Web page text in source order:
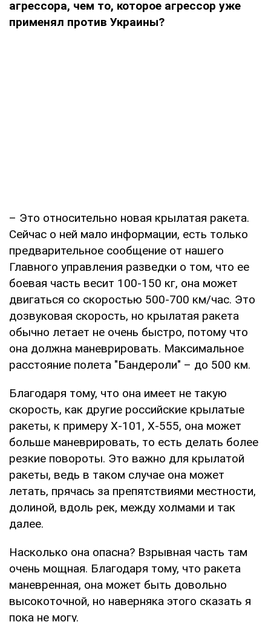
агрессора, чем то, которое агрессор уже
применял против Украины?
– Это относительно новая крылатая ракета.
Сейчас о ней мало информации, есть только
предварительное сообщение от нашего
Главного управления разведки о том, что ее
боевая часть весит 100-150 кг, она может
двигаться со скоростью 500-700 км/час. Это
дозвуковая скорость, но крылатая ракета
обычно летает не очень быстро, потому что
она должна маневрировать. Максимальное
расстояние полета "Бандероли" – до 500 км.
Благодаря тому, что она имеет не такую
скорость, как другие российские крылатые
ракеты, к примеру Х-101, Х-555, она может
больше маневрировать, то есть делать более
резкие повороты. Это важно для крылатой
ракеты, ведь в таком случае она может
летать, прячась за препятствиями местности,
долиной, вдоль рек, между холмами и так
далее.
Насколько она опасна? Взрывная часть там
очень мощная. Благодаря тому, что ракета
маневренная, она может быть довольно
высокоточной, но наверняка этого сказать я
пока не могу.